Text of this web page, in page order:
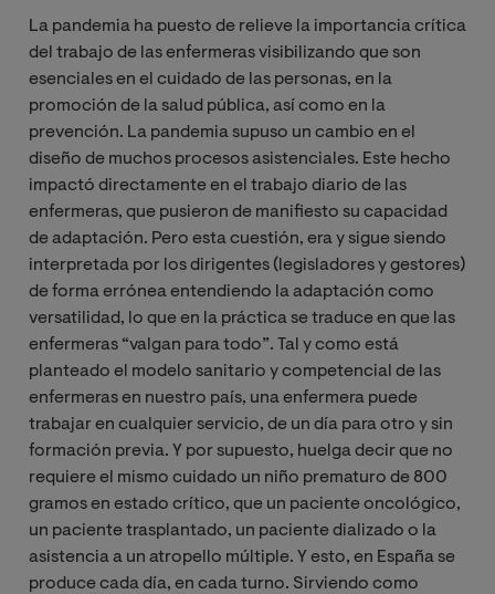
La pandemia ha puesto de relieve la importancia crítica
del trabajo de las enfermeras visibilizando que son
esenciales en el cuidado de las personas, en la
promoción de la salud pública, así como en la
prevención. La pandemia supuso un cambio en el
diseño de muchos procesos asistenciales. Este hecho
impactó directamente en el trabajo diario de las
enfermeras, que pusieron de manifiesto su capacidad
de adaptación. Pero esta cuestión, era y sigue siendo
interpretada por los dirigentes (legisladores y gestores)
de forma errónea entendiendo la adaptación como
versatilidad, lo que en la práctica se traduce en que las
enfermeras “valgan para todo”. Tal y como está
planteado el modelo sanitario y competencial de las
enfermeras en nuestro país, una enfermera puede
trabajar en cualquier servicio, de un día para otro y sin
formación previa. Y por supuesto, huelga decir que no
requiere el mismo cuidado un niño prematuro de 800
gramos en estado crítico, que un paciente oncológico,
un paciente trasplantado, un paciente dializado o la
asistencia a un atropello múltiple. Y esto, en España se
produce cada día, en cada turno. Sirviendo como